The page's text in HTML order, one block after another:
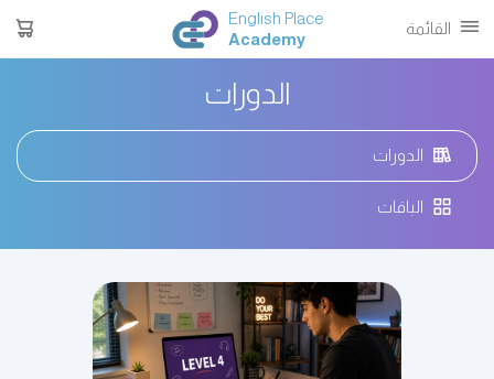
القائمة
English Place
Academy
الدورات
الدورات
الباقات